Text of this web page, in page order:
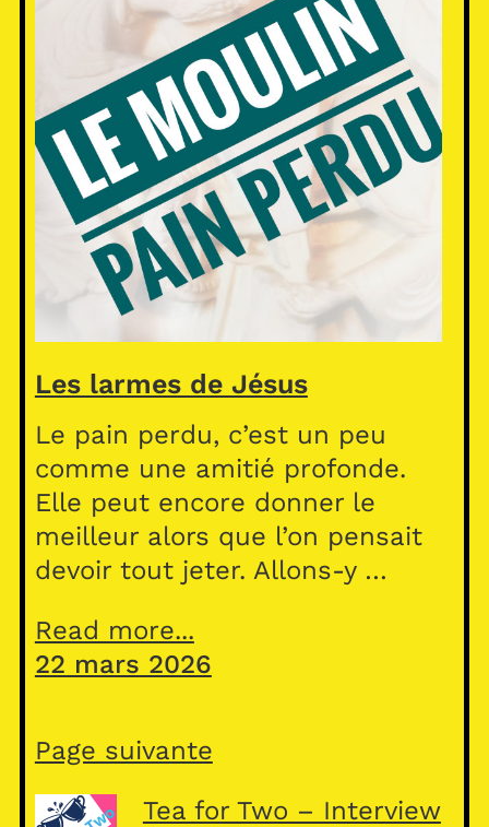
Les larmes de Jésus
Le pain perdu, c’est un peu
comme une amitié profonde.
Elle peut encore donner le
meilleur alors que l’on pensait
devoir tout jeter. Allons-y …
Read more...
22 mars 2026
Page suivante
Tea for Two – Interview